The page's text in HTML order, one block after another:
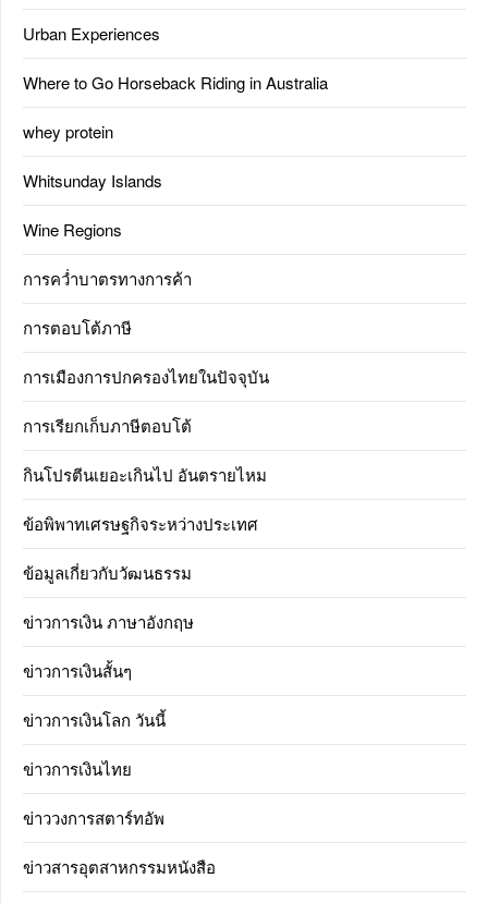
Urban Experiences
Where to Go Horseback Riding in Australia
whey protein
Whitsunday Islands
Wine Regions
การคว่ำบาตรทางการค้า
การตอบโต้ภาษี
การเมืองการปกครองไทยในปัจจุบัน
การเรียกเก็บภาษีตอบโต้
กินโปรตีนเยอะเกินไป อันตรายไหม
ข้อพิพาทเศรษฐกิจระหว่างประเทศ
ข้อมูลเกี่ยวกับวัฒนธรรม
ข่าวการเงิน ภาษาอังกฤษ
ข่าวการเงินสั้นๆ
ข่าวการเงินโลก วันนี้
ข่าวการเงินไทย
ข่าววงการสตาร์ทอัพ
ข่าวสารอุตสาหกรรมหนังสือ